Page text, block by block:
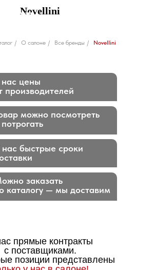
Novellini
/ О салоне / Все бренды / Novellini
заказать
каталогу — мы доставим
быстрые сроки
можно посмотреть
цены
производителей
прямые контракты
с поставщиками.
позиции представлены